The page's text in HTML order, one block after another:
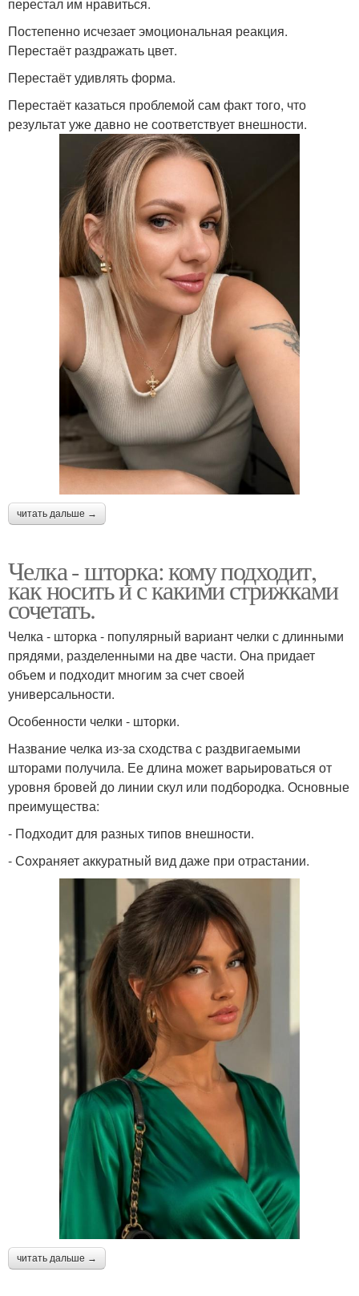
Постепенно исчезает эмоциональная реакция.
Перестаёт раздражать цвет.
Перестаёт удивлять форма.
Перестаёт казаться проблемой сам факт того, что
результат уже давно не соответствует внешности.
читать дальше →
Челка - шторка: кому подходит,
как носить и с какими стрижками
сочетать.
Челка - шторка - популярный вариант челки с длинными
прядями, разделенными на две части. Она придает
объем и подходит многим за счет своей
универсальности.
Особенности челки - шторки.
Название челка из-за сходства с раздвигаемыми
шторами получила. Ее длина может варьироваться от
уровня бровей до линии скул или подбородка. Основные
преимущества:
- Подходит для разных типов внешности.
- Сохраняет аккуратный вид даже при отрастании.
читать дальше →